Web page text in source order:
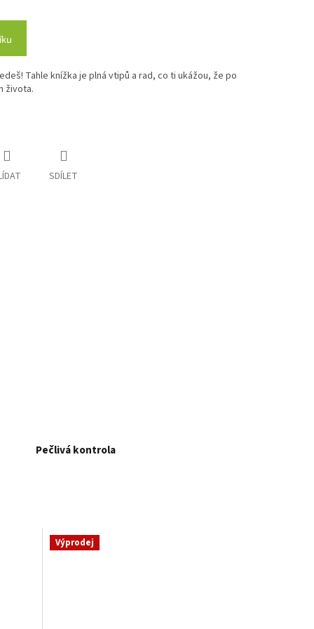
Tahle knížka je plná vtipů a rad, co ti ukážou, že po
života.
SDÍLET
Pečlivá kontrola
Výprodej